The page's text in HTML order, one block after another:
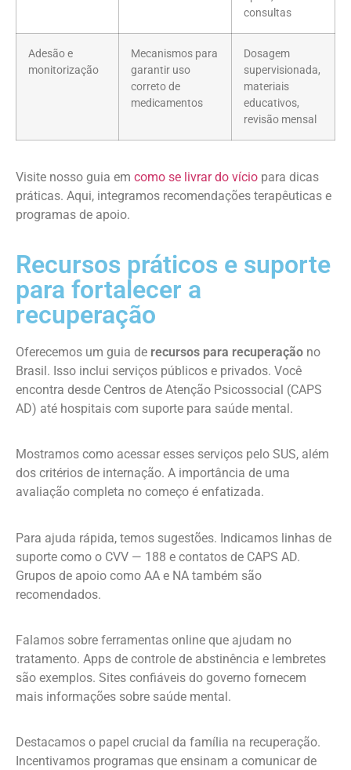
consultas
Adesão e
monitorização
Mecanismos para
garantir uso
correto de
medicamentos
Dosagem
supervisionada,
materiais
educativos,
revisão mensal
Visite nosso guia em como se livrar do vício para dicas
práticas. Aqui, integramos recomendações terapêuticas e
programas de apoio.
Recursos práticos e suporte
para fortalecer a
recuperação
Oferecemos um guia de recursos para recuperação no
Brasil. Isso inclui serviços públicos e privados. Você
encontra desde Centros de Atenção Psicossocial (CAPS
AD) até hospitais com suporte para saúde mental.
Mostramos como acessar esses serviços pelo SUS, além
dos critérios de internação. A importância de uma
avaliação completa no começo é enfatizada.
Para ajuda rápida, temos sugestões. Indicamos linhas de
suporte como o CVV — 188 e contatos de CAPS AD.
Grupos de apoio como AA e NA também são
recomendados.
Falamos sobre ferramentas online que ajudam no
tratamento. Apps de controle de abstinência e lembretes
são exemplos. Sites confiáveis do governo fornecem
mais informações sobre saúde mental.
Destacamos o papel crucial da família na recuperação.
Incentivamos programas que ensinam a comunicar de